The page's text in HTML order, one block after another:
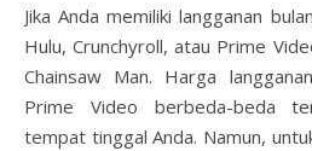
Jika Anda memiliki langganan
Hulu, Crunchyroll, atau Prime
Chainsaw Man. Harga
Prime Video berbeda-beda
tempat tinggal Anda. Namun,